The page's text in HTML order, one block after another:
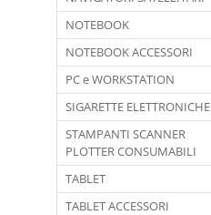
NOTEBOOK
NOTEBOOK ACCESSORI
PC e WORKSTATION
SIGARETTE ELETTRONICHE
STAMPANTI SCANNER
PLOTTER CONSUMABILI
TABLET
TABLET ACCESSORI